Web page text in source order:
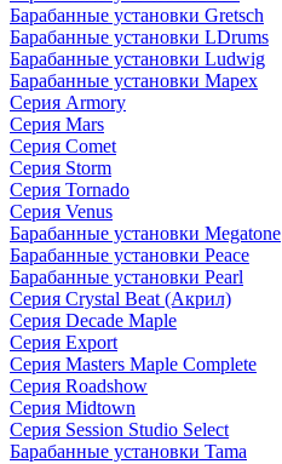
Барабанные установки Gretsch
Барабанные установки LDrums
Барабанные установки Ludwig
Барабанные установки Mapex
Серия Armory
Серия Mars
Серия Comet
Серия Storm
Серия Tornado
Серия Venus
Барабанные установки Megatone
Барабанные установки Peace
Барабанные установки Pearl
Серия Crystal Beat (Акрил)
Серия Decade Maple
Серия Export
Серия Masters Maple Complete
Серия Roadshow
Серия Midtown
Серия Session Studio Select
Барабанные установки Tama